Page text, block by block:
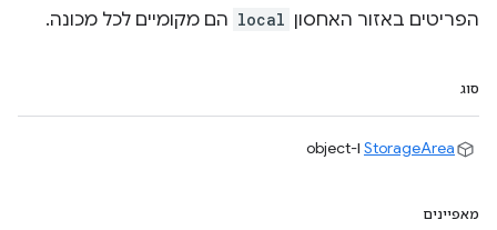
הפריטים באזור האחסון local הם מקומיים לכל מכונה.
סוג
StorageArea ו-object
מאפיינים